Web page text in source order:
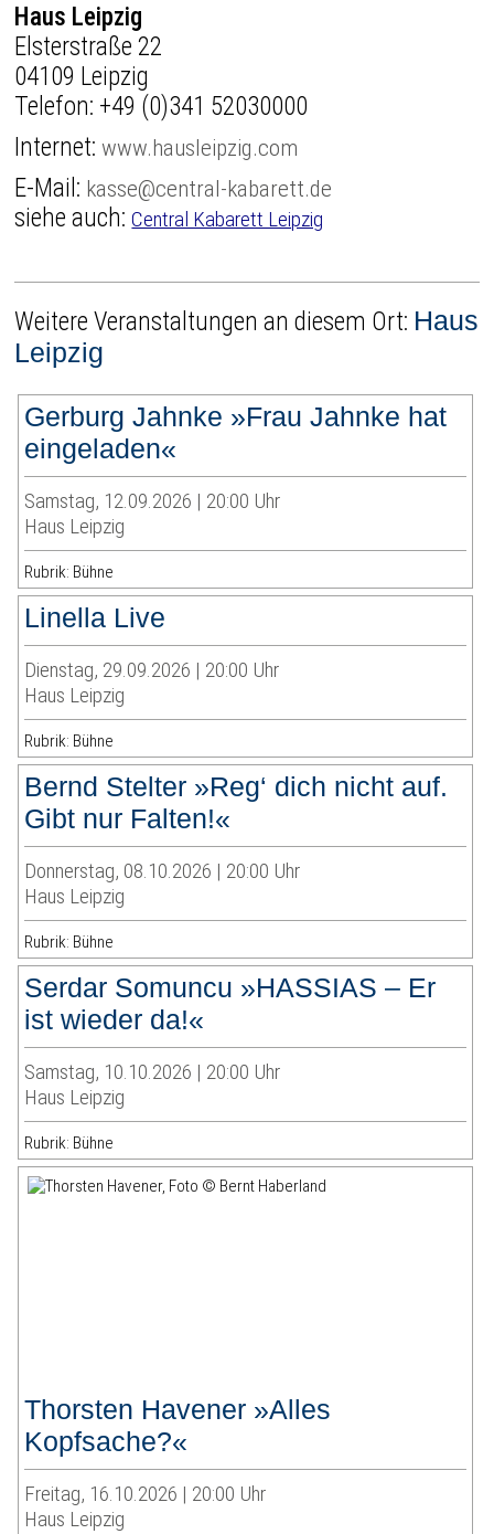
Haus Leipzig
Elsterstraße 22
04109 Leipzig
Telefon: +49 (0)341 52030000
Internet:www.hausleipzig.com
E-Mail: kasse@central-kabarett.de
siehe auch:Central Kabarett Leipzig
Weitere Veranstaltungen an diesem Ort: Haus
Leipzig
Gerburg Jahnke »Frau Jahnke hat
eingeladen«
Samstag, 12.09.2026 | 20:00 Uhr
Haus Leipzig
Rubrik: Bühne
Linella Live
Dienstag, 29.09.2026 | 20:00 Uhr
Haus Leipzig
Rubrik: Bühne
Bernd Stelter »Reg‘ dich nicht auf.
Gibt nur Falten!«
Donnerstag, 08.10.2026 | 20:00 Uhr
Haus Leipzig
Rubrik: Bühne
Serdar Somuncu »HASSIAS – Er
ist wieder da!«
Samstag, 10.10.2026 | 20:00 Uhr
Haus Leipzig
Rubrik: Bühne
Thorsten Havener »Alles
Kopfsache?«
Freitag, 16.10.2026 | 20:00 Uhr
Haus Leipzig